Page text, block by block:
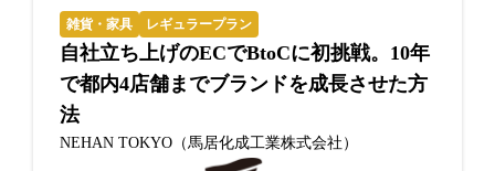
雑貨・家具 レギュラープラン
自社立ち上げのECでBtoCに初挑戦。10年
で都内4店舗までブランドを成長させた方
法
NEHAN TOKYO（馬居化成工業株式会社）